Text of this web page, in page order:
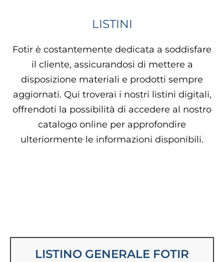
LISTINI
Fotir è costantemente dedicata a soddisfare
il cliente, assicurandosi di mettere a
disposizione materiali e prodotti sempre
aggiornati. Qui troverai i nostri listini digitali,
offrendoti la possibilità di accedere al nostro
catalogo online per approfondire
ulteriormente le informazioni disponibili.
LISTINO GENERALE FOTIR